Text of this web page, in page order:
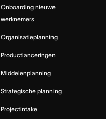
Onboarding nieuwe
werknemers
Organisatieplanning
Productlanceringen
Middelenplanning
Strategische planning
Projectintake